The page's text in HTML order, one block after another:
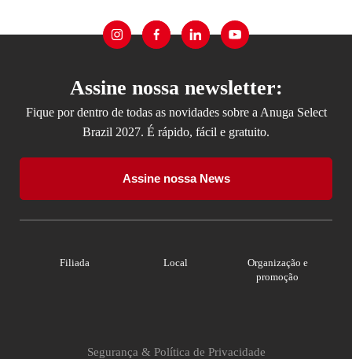
Assine nossa newsletter:
Fique por dentro de todas as novidades sobre a Anuga Select
Brazil 2027. É rápido, fácil e gratuito.
Assine nossa News
Segurança & Política de Privacidade
Filiada Local
Organização e
promoção